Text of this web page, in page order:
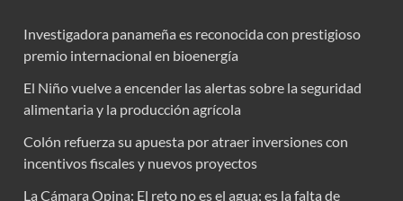
Investigadora panameña es reconocida con prestigioso
premio internacional en bioenergía
El Niño vuelve a encender las alertas sobre la seguridad
alimentaria y la producción agrícola
Colón refuerza su apuesta por atraer inversiones con
incentivos fiscales y nuevos proyectos
La Cámara Opina: El reto no es el agua; es la falta de